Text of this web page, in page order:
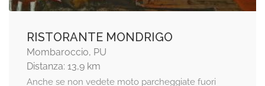
RISTORANTE MONDRIGO
Mombaroccio, PU
Distanza: 13,9 km
Anche se non vedete moto parcheggiate fuori